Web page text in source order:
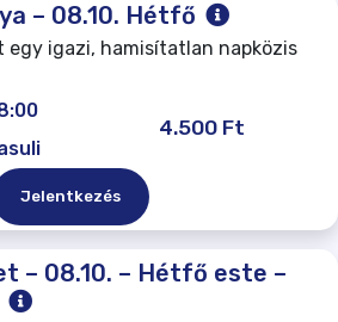
– 08.10. Hétfő
egy igazi, hamisítatlan napközis
4.500 Ft
Jelentkezés
– 08.10. – Hétfő este –